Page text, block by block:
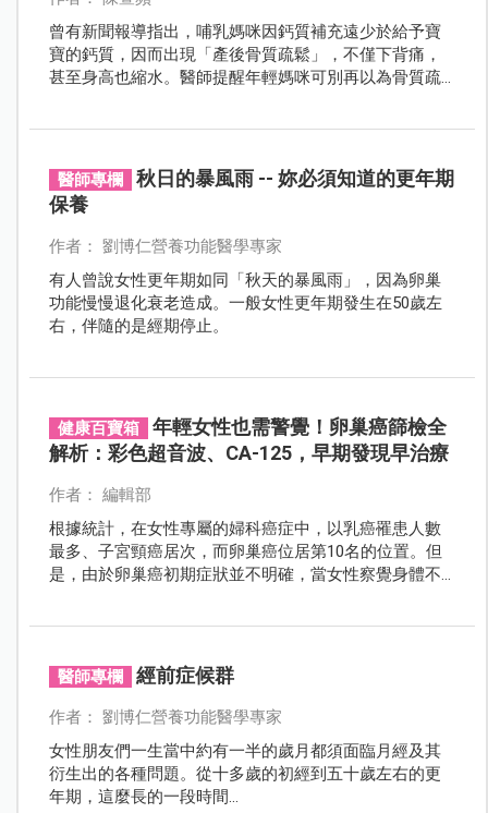
曾有新聞報導指出，哺乳媽咪因鈣質補充遠少於給予寶
寶的鈣質，因而出現「產後骨質疏鬆」，不僅下背痛，
甚至身高也縮水。醫師提醒年輕媽咪可別再以為骨質疏
醫師專欄
秋日的暴風雨 -- 妳必須知道的更年期
保養
作者： 劉博仁營養功能醫學專家
有人曾說女性更年期如同「秋天的暴風雨」，因為卵巢
功能慢慢退化衰老造成。一般女性更年期發生在50歲左
右，伴隨的是經期停止。
健康百寶箱
年輕女性也需警覺！卵巢癌篩檢全
解析：彩色超音波、CA-125，早期發現早治療
作者： 編輯部
根據統計，在女性專屬的婦科癌症中，以乳癌罹患人數
最多、子宮頸癌居次，而卵巢癌位居第10名的位置。但
是，由於卵巢癌初期症狀並不明確，當女性察覺身體不
醫師專欄
經前症候群
作者： 劉博仁營養功能醫學專家
女性朋友們一生當中約有一半的歲月都須面臨月經及其
衍生出的各種問題。從十多歲的初經到五十歲左右的更
年期，這麼長的一段時間...